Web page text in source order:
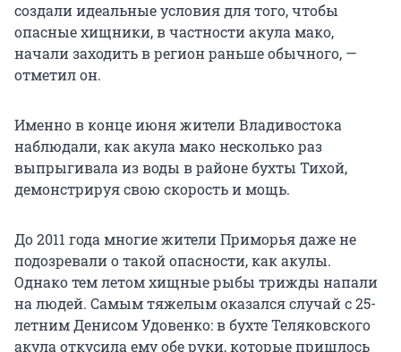
создали идеальные условия для того, чтобы
опасные хищники, в частности акула мако,
начали заходить в регион раньше обычного, —
отметил он.
Именно в конце июня жители Владивостока
наблюдали, как акула мако несколько раз
выпрыгивала из воды в районе бухты Тихой,
демонстрируя свою скорость и мощь.
До 2011 года многие жители Приморья даже не
подозревали о такой опасности, как акулы.
Однако тем летом хищные рыбы трижды напали
на людей. Самым тяжелым оказался случай с 25-
летним Денисом Удовенко: в бухте Теляковского
акула откусила ему обе руки, которые пришлось